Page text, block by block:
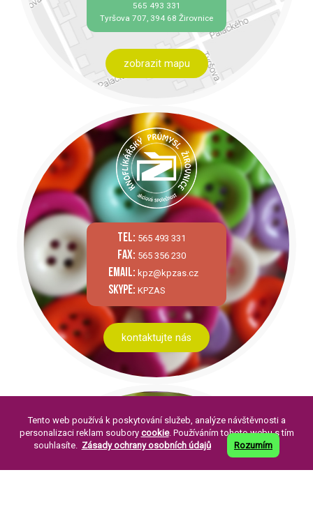
565 493 331
Tyršova 707, 394 68 Žirovnice
zobrazit mapu
tel: 565 493 331
fax: 565 356 230
email: kpz@kpzas.cz
skype: KPZAS
kontaktujte nás
Tento web používá k poskytování služeb, analýze návštěvnosti a
personalizaci reklam soubory cookie. Používáním tohoto webu s tím
souhlasíte. Zásady ochrany osobních údajů Rozumím